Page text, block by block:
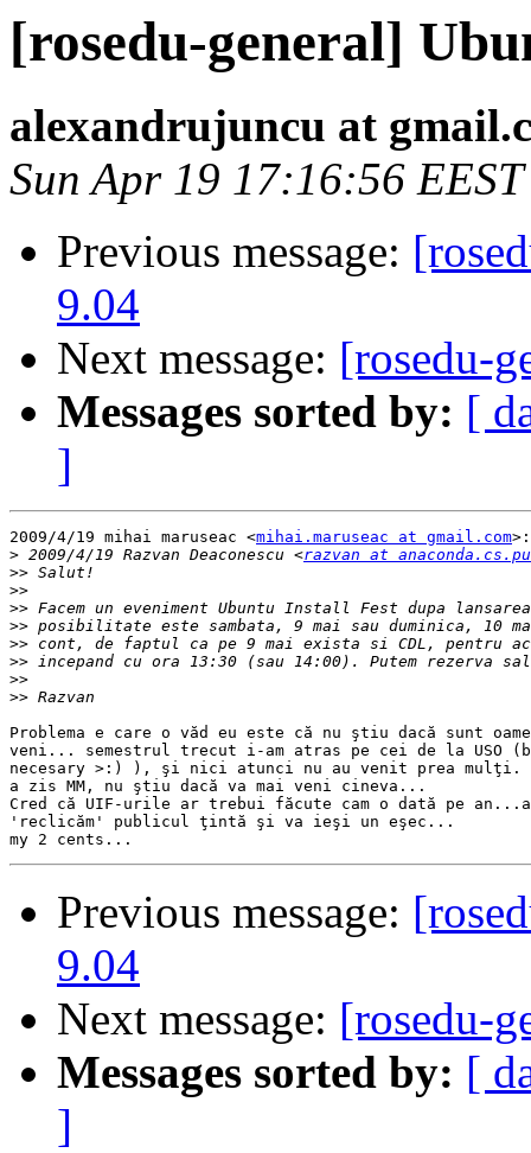
[rosedu-general]
alexandrujuncu at
Sun Apr 19 17:16:56
Previous message:
9.04
Next message: [rosedu-
Messages sorted by: [
]
2009/4/19 mihai maruseac <mihai.maruseac at gmail.com>:
> 2009/4/19 Razvan Deaconescu <razvan at
>>
>>
>>
>>
>>
>>
>>
>>
Problema e care o văd eu este că nu ştiu dacă sunt
veni... semestrul trecut i-am atras pe cei de la USO (by
necesary >:) ), şi nici atunci nu au venit prea mulţi.
a zis MM, nu ştiu dacă va mai veni cineva...
Cred că UIF-urile ar trebui făcute cam o dată pe
'reclicăm' publicul ţintă şi va ieşi un eşec...
Previous message:
9.04
Next message: [rosedu-
Messages sorted by: [
]